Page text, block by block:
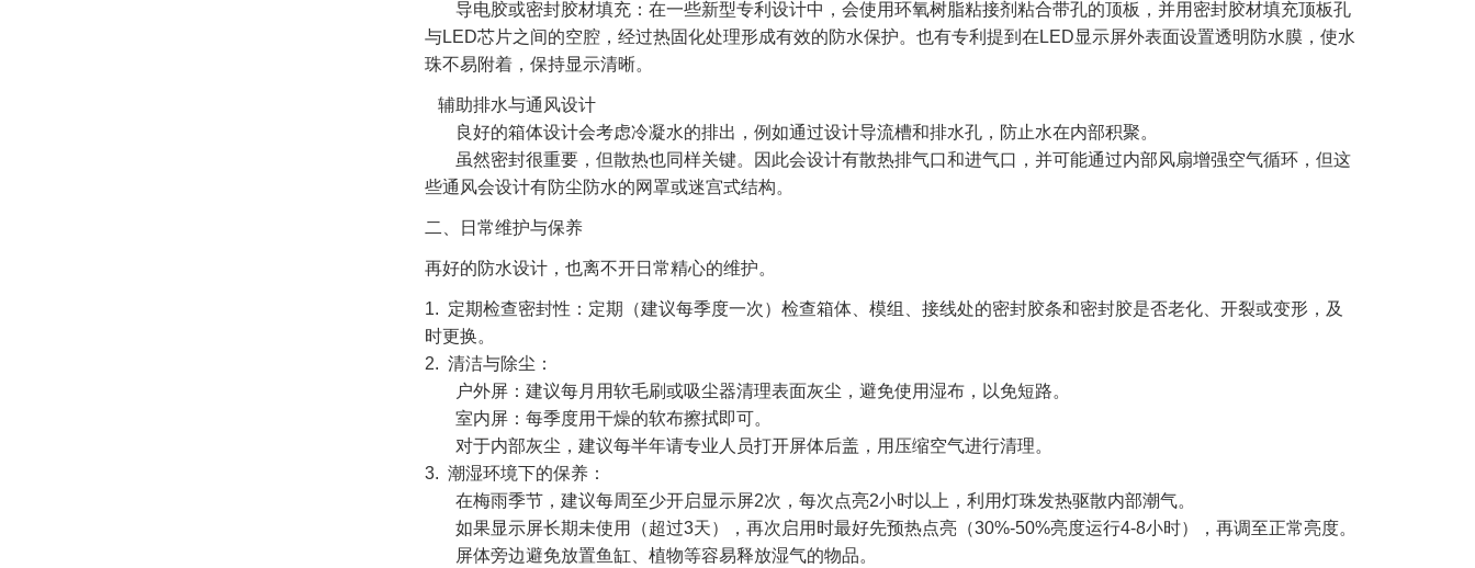
导电胶或密封胶材填充：在一些新型专利设计中，会使用环氧树脂粘接剂粘合带孔的顶板，并用密封胶材填充顶板孔
与LED芯片之间的空腔，经过热固化处理形成有效的防水保护。也有专利提到在LED显示屏外表面设置透明防水膜，使水
珠不易附着，保持显示清晰。
辅助排水与通风设计
良好的箱体设计会考虑冷凝水的排出，例如通过设计导流槽和排水孔，防止水在内部积聚。
虽然密封很重要，但散热也同样关键。因此会设计有散热排气口和进气口，并可能通过内部风扇增强空气循环，但这
些通风会设计有防尘防水的网罩或迷宫式结构。
二、日常维护与保养
再好的防水设计，也离不开日常精心的维护。
1. 定期检查密封性：定期（建议每季度一次）检查箱体、模组、接线处的密封胶条和密封胶是否老化、开裂或变形，及
时更换。
2. 清洁与除尘：
户外屏：建议每月用软毛刷或吸尘器清理表面灰尘，避免使用湿布，以免短路。
室内屏：每季度用干燥的软布擦拭即可。
对于内部灰尘，建议每半年请专业人员打开屏体后盖，用压缩空气进行清理。
3. 潮湿环境下的保养：
在梅雨季节，建议每周至少开启显示屏2次，每次点亮2小时以上，利用灯珠发热驱散内部潮气。
如果显示屏长期未使用（超过3天），再次启用时最好先预热点亮（30%-50%亮度运行4-8小时），再调至正常亮度。
屏体旁边避免放置鱼缸、植物等容易释放湿气的物品。